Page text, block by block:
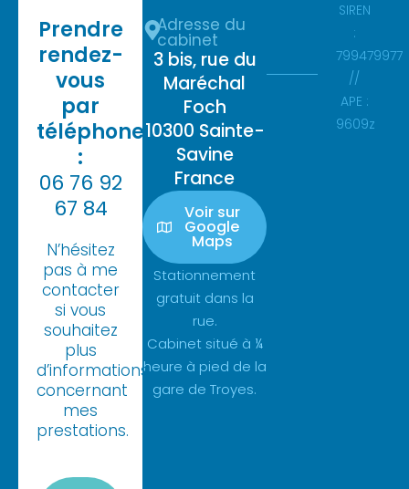
SIREN
:
799479977
//
APE :
9609z
Adresse du
cabinet
3 bis, rue du
Maréchal
Foch
10300 Sainte-
Savine
France
Voir sur
Google
Maps
Stationnement
gratuit dans la
rue.
Cabinet situé à ¼
heure à pied de la
gare de Troyes.
Prendre
rendez-
vous
par
téléphone
:
06 76 92
67 84
N’hésitez
pas à me
contacter
si vous
souhaitez
plus
d’informations
concernant
mes
prestations.